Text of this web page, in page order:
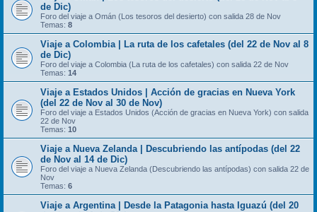
de Dic)
Foro del viaje a Omán (Los tesoros del desierto) con salida 28 de Nov
Temas: 8
Viaje a Colombia | La ruta de los cafetales (del 22 de Nov al 8
de Dic)
Foro del viaje a Colombia (La ruta de los cafetales) con salida 22 de Nov
Temas: 14
Viaje a Estados Unidos | Acción de gracias en Nueva York
(del 22 de Nov al 30 de Nov)
Foro del viaje a Estados Unidos (Acción de gracias en Nueva York) con salida
22 de Nov
Temas: 10
Viaje a Nueva Zelanda | Descubriendo las antípodas (del 22
de Nov al 14 de Dic)
Foro del viaje a Nueva Zelanda (Descubriendo las antípodas) con salida 22 de
Nov
Temas: 6
Viaje a Argentina | Desde la Patagonia hasta Iguazú (del 20